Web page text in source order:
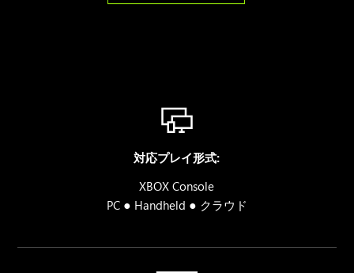
対応プレイ形式:
XBOX Console
PC ● Handheld ● クラウド